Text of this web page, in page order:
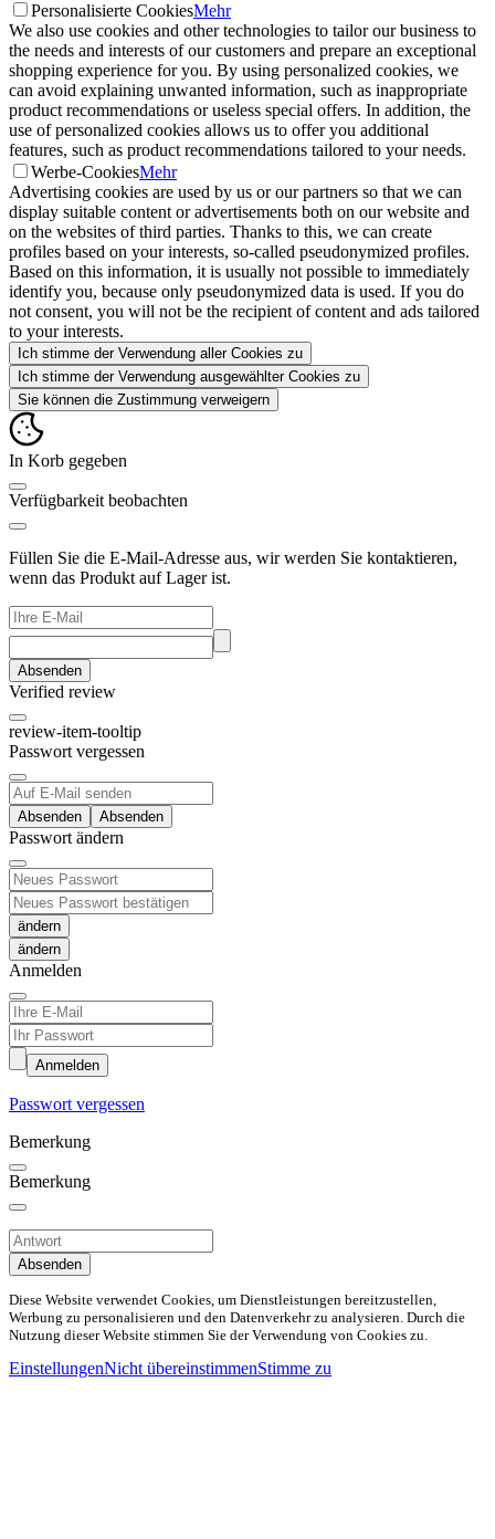
Personalisierte CookiesMehr
We also use cookies and other technologies to tailor our business to
the needs and interests of our customers and prepare an exceptional
shopping experience for you. By using personalized cookies, we
can avoid explaining unwanted information, such as inappropriate
product recommendations or useless special offers. In addition, the
use of personalized cookies allows us to offer you additional
features, such as product recommendations tailored to your needs.
Werbe-CookiesMehr
Advertising cookies are used by us or our partners so that we can
display suitable content or advertisements both on our website and
on the websites of third parties. Thanks to this, we can create
profiles based on your interests, so-called pseudonymized profiles.
Based on this information, it is usually not possible to immediately
identify you, because only pseudonymized data is used. If you do
not consent, you will not be the recipient of content and ads tailored
to your interests.
Ich stimme der Verwendung aller Cookies zu
Ich stimme der Verwendung ausgewählter Cookies zu
Sie können die Zustimmung verweigern
In Korb gegeben
Verfügbarkeit beobachten
Füllen Sie die E-Mail-Adresse aus, wir werden Sie kontaktieren,
wenn das Produkt auf Lager ist.
Absenden
Verified review
review-item-tooltip
Passwort vergessen
Absenden
Passwort ändern
ändern
Anmelden
Anmelden
Passwort vergessen
Bemerkung
Bemerkung
Absenden
Diese Website verwendet Cookies, um Dienstleistungen bereitzustellen,
Werbung zu personalisieren und den Datenverkehr zu analysieren. Durch die
Nutzung dieser Website stimmen Sie der Verwendung von Cookies zu.
EinstellungenNicht übereinstimmenStimme zu